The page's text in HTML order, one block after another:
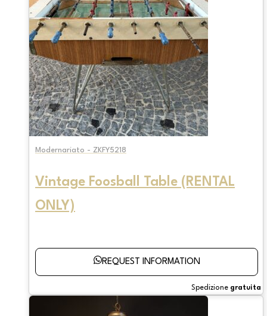
Modernariato - ZKFY5218
Vintage Foosball Table (RENTAL
ONLY)
REQUEST INFORMATION
Spedizione gratuita